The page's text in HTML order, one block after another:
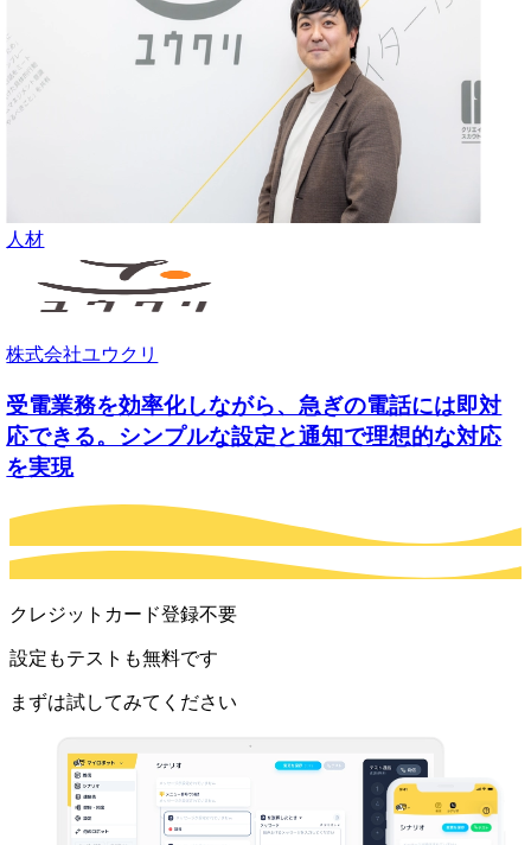
人材
株式会社ユウクリ
受電業務を効率化しながら、急ぎの電話には即対
応できる。シンプルな設定と通知で理想的な対応
を実現
クレジットカード登録不要
設定もテストも無料です
まずは試してみてください